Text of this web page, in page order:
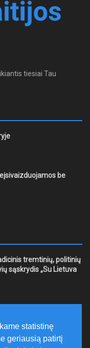
tiesiai Tau
be
tremtinių, politinių
sąskrydis „Su Lietuva
tausoti aplinką
statistinę
geriausią patirtį